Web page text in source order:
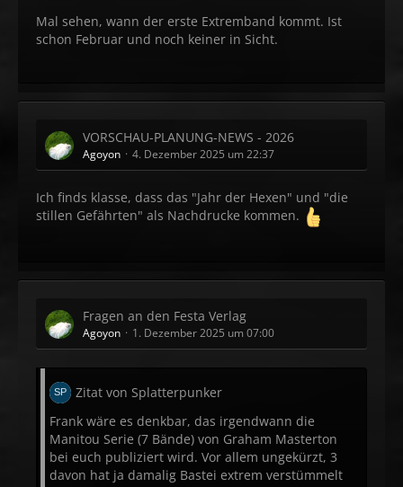
Mal sehen, wann der erste Extremband kommt. Ist
schon Februar und noch keiner in Sicht.
VORSCHAU-PLANUNG-NEWS - 2026
Agoyon 4. Dezember 2025 um 22:37
Ich finds klasse, dass das "Jahr der Hexen" und "die
stillen Gefährten" als Nachdrucke kommen.
Fragen an den Festa Verlag
Agoyon 1. Dezember 2025 um 07:00
Zitat von Splatterpunker
Frank wäre es denkbar, das irgendwann die
Manitou Serie (7 Bände) von Graham Masterton
bei euch publiziert wird. Vor allem ungekürzt, 3
davon hat ja damalig Bastei extrem verstümmelt